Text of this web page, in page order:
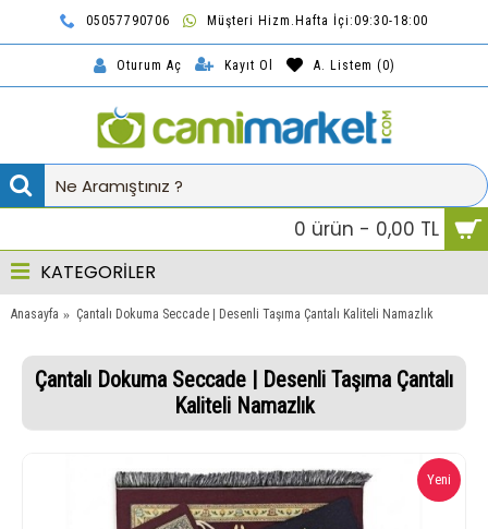
05057790706 Müşteri Hizm.Hafta İçi:09:30-18:00
Oturum Aç Kayıt Ol A. Listem (0)
0 ürün - 0,00 TL
KATEGORİLER
Anasayfa Çantalı Dokuma Seccade | Desenli Taşıma Çantalı Kaliteli Namazlık
Çantalı Dokuma Seccade | Desenli Taşıma Çantalı
Kaliteli Namazlık
Yeni